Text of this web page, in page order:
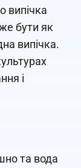
випічка
бути як
випічка.
і
та вода